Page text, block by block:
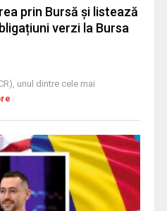
prin Bursă și listează
verzi la Bursa
unul dintre cele mai